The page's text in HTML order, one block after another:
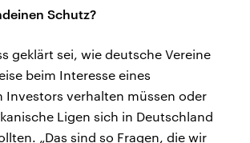
Schutz?
geklärt sei, wie deutsche Vereine
beim Interesse eines
Investors verhalten müssen oder
Ligen sich in Deutschland
„Das sind so Fragen, die wir